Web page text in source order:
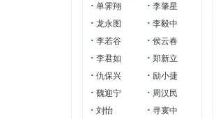
· 单霁翔 · 李肇星
· 龙永图 · 李毅中
· 李若谷 · 侯云春
· 李君如 · 郑新立
· 仇保兴 · 励小捷
· 魏迎宁 · 周汉民
· 刘怡 · 寻寰中